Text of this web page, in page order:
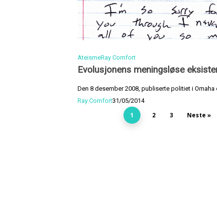
AteismeRay Comfort
Evolusjonens meningsløse
Den 8 desember 2008, publiserte politiet i
Ray Comfort31/05/2014
1 2 3 Neste »